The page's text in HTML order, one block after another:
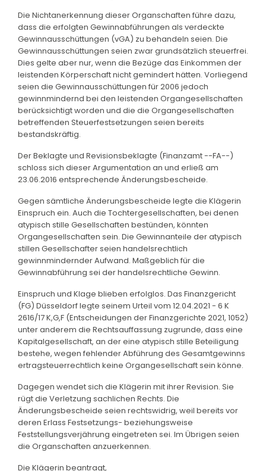
Die Nichtanerkennung dieser Organschaften führe dazu,
dass die erfolgten Gewinnabführungen als verdeckte
Gewinnausschüttungen (vGA) zu behandeln seien. Die
Gewinnausschüttungen seien zwar grundsätzlich steuerfrei.
Dies gelte aber nur, wenn die Bezüge das Einkommen der
leistenden Körperschaft nicht gemindert hätten. Vorliegend
seien die Gewinnausschüttungen für 2006 jedoch
gewinnmindernd bei den leistenden Organgesellschaften
berücksichtigt worden und die die Organgesellschaften
betreffenden Steuerfestsetzungen seien bereits
bestandskräftig.
Der Beklagte und Revisionsbeklagte (Finanzamt --FA--)
schloss sich dieser Argumentation an und erließ am
23.06.2016 entsprechende Änderungsbescheide.
Gegen sämtliche Änderungsbescheide legte die Klägerin
Einspruch ein. Auch die Tochtergesellschaften, bei denen
atypisch stille Gesellschaften bestünden, könnten
Organgesellschaften sein. Die Gewinnanteile der atypisch
stillen Gesellschafter seien handelsrechtlich
gewinnmindernder Aufwand. Maßgeblich für die
Gewinnabführung sei der handelsrechtliche Gewinn.
Einspruch und Klage blieben erfolglos. Das Finanzgericht
(FG) Düsseldorf legte seinem Urteil vom 12.04.2021 - 6 K
2616/17 K,G,F (Entscheidungen der Finanzgerichte 2021, 1052)
unter anderem die Rechtsauffassung zugrunde, dass eine
Kapitalgesellschaft, an der eine atypisch stille Beteiligung
bestehe, wegen fehlender Abführung des Gesamtgewinns
ertragsteuerrechtlich keine Organgesellschaft sein könne.
Dagegen wendet sich die Klägerin mit ihrer Revision. Sie
rügt die Verletzung sachlichen Rechts. Die
Änderungsbescheide seien rechtswidrig, weil bereits vor
deren Erlass Festsetzungs- beziehungsweise
Feststellungsverjährung eingetreten sei. Im Übrigen seien
die Organschaften anzuerkennen.
Die Klägerin beantragt,